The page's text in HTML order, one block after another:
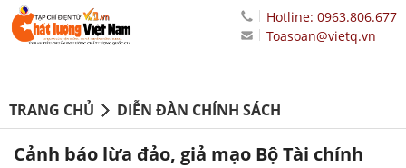
Hotline: 0963.806.677
Toasoan@vietq.vn
TRANG CHỦ DIỄN ĐÀN CHÍNH SÁCH
Cảnh báo lừa đảo, giả mạo Bộ Tài chính